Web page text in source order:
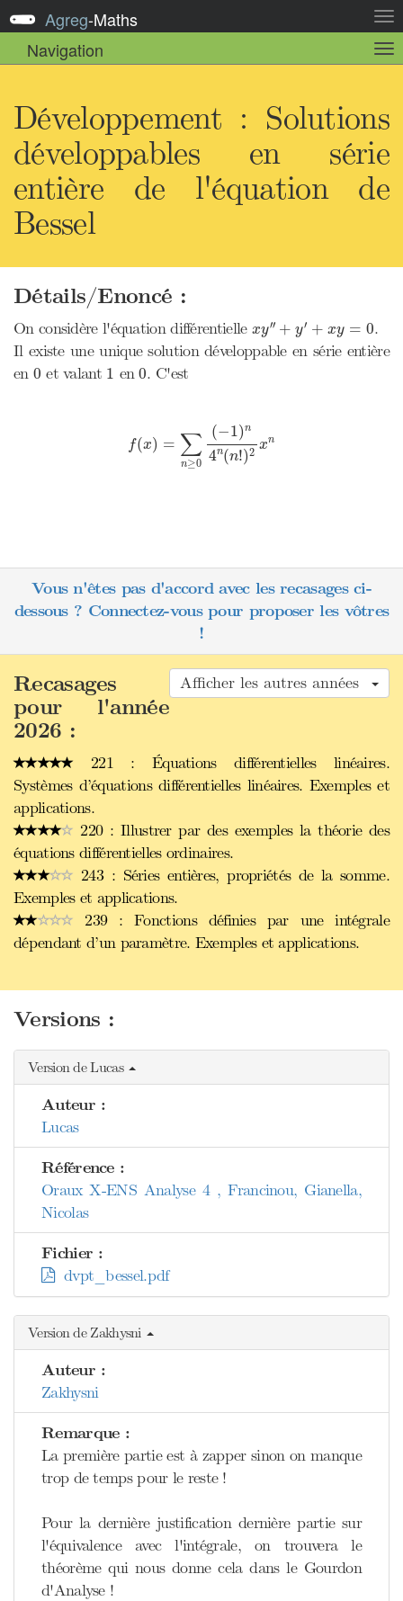
la
Agreg-Maths
Navigation
la
Développement : Solutions
développables en série
entière de l'équation de
Bessel
Détails/Enoncé :
On considère l'équation différentielle xy′′ + y′ + xy = 0
″+ + x
.
Il existe une unique solution développable en série entière
en 0
0 et valant 1
1 en0
0. C'est
f(x) = ∑
n≥0
(−1)n
4n(n!)2
xn
− )n4
Vous n'êtes pas d'accord avec les recasages ci-
dessous ? Connectez-vous pour proposer les vôtres
!
Afficher les autres années
Recasages
pour l'année
2026 :
221 : Équations différentielles linéaires.
Systèmes d’équations différentielles linéaires. Exemples et
applications.
220 : Illustrer par des exemples la théorie des
équations différentielles ordinaires.
243 : Séries entières, propriétés de la somme.
Exemples et applications.
239 : Fonctions définies par une intégrale
dépendant d’un paramètre. Exemples et applications.
Versions :
Version de Lucas
Auteur :
Lucas
Référence :
Oraux X-ENS Analyse 4 , Francinou, Gianella,
Nicolas
Fichier :
dvpt_bessel.pdf
Version de Zakhysni
Auteur :
Zakhysni
Remarque :
La première partie est à zapper sinon on manque
trop de temps pour le reste !
Pour la dernière justification dernière partie sur
l'équivalence avec l'intégrale, on trouvera le
théorème qui nous donne cela dans le Gourdon
d'Analyse !